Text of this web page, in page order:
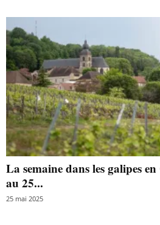
La semaine dans les galipes
au 25...
25 mai 2025